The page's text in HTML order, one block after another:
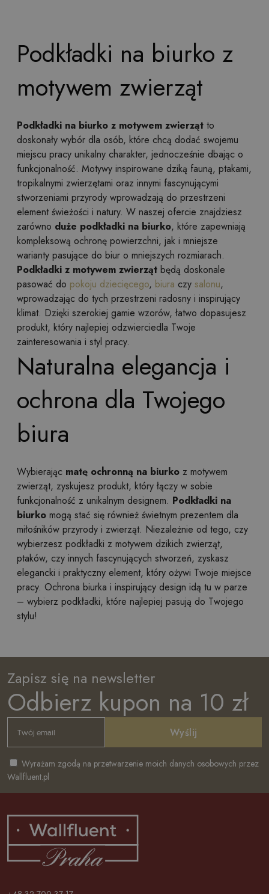
Podkładki na biurko z
motywem zwierząt
Podkładki na biurko z motywem zwierząt to
doskonały wybór dla osób, które chcą dodać swojemu
miejscu pracy unikalny charakter, jednocześnie dbając o
funkcjonalność. Motywy inspirowane dziką fauną, ptakami,
tropikalnymi zwierzętami oraz innymi fascynującymi
stworzeniami przyrody wprowadzają do przestrzeni
element świeżości i natury. W naszej ofercie znajdziesz
zarówno duże podkładki na biurko, które zapewniają
kompleksową ochronę powierzchni, jak i mniejsze
warianty pasujące do biur o mniejszych rozmiarach.
Podkładki z motywem zwierząt będą doskonale
pasować do pokoju dziecięcego, biura czy salonu,
wprowadzając do tych przestrzeni radosny i inspirujący
klimat. Dzięki szerokiej gamie wzorów, łatwo dopasujesz
produkt, który najlepiej odzwierciedla Twoje
zainteresowania i styl pracy.
Naturalna elegancja i
ochrona dla Twojego
biura
Wybierając matę ochronną na biurko z motywem
zwierząt, zyskujesz produkt, który łączy w sobie
funkcjonalność z unikalnym designem. Podkładki na
biurko mogą stać się również świetnym prezentem dla
miłośników przyrody i zwierząt. Niezależnie od tego, czy
wybierzesz podkładki z motywem dzikich zwierząt,
ptaków, czy innych fascynujących stworzeń, zyskasz
elegancki i praktyczny element, który ożywi Twoje miejsce
pracy. Ochrona biurka i inspirujący design idą tu w parze
– wybierz podkładki, które najlepiej pasują do Twojego
stylu!
Zapisz się na newsletter
Odbierz kupon na 10 zł
Wyślij
Wyrażam zgodą na przetwarzenie moich danych osobowych przez
Wallfluent.pl